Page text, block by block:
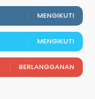
MENGIKUTI
MENGIKUTI
BERLANGGANAN